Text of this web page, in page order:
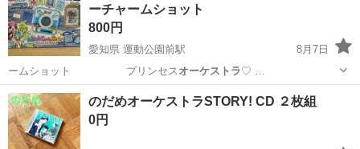
ーチャームショット
800円
愛知県 運動公園前駅
8月7日
ームショット プリンセス オーケストラ ♡ …
愛知 豊橋市 運動公園前駅 オーケストラ
のだめオーケストラSTORY! CD ２枚組
0円